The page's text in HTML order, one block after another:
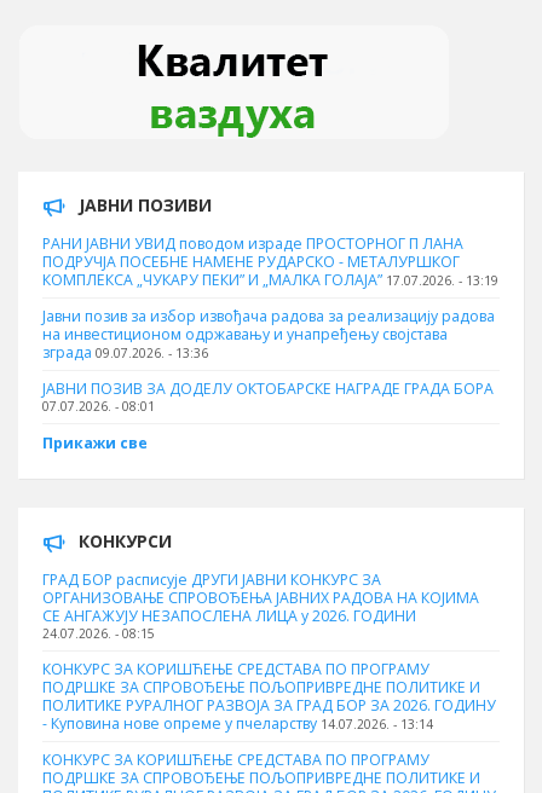
ЈАВНИ ПОЗИВИ
РАНИ ЈАВНИ УВИД поводом израде ПРОСТОРНОГ П ЛАНА
ПОДРУЧЈА ПОСЕБНЕ НАМЕНЕ РУДАРСКО - МЕТАЛУРШКОГ
КОМПЛЕКСА „ЧУКАРУ ПЕКИ” И „МАЛКА ГОЛАЈА” 17.07.2026. - 13:19
Јавни позив за избор извођача радова за реализацију радова
на инвестиционом одржавању и унапређењу својстава
зграда 09.07.2026. - 13:36
ЈАВНИ ПОЗИВ ЗА ДОДЕЛУ ОКТOБАРСКЕ НАГРАДЕ ГРАДА БОРА
07.07.2026. - 08:01
Прикажи све
КОНКУРСИ
ГРАД БОР расписује ДРУГИ ЈАВНИ КОНКУРС ЗА
ОРГАНИЗОВАЊЕ СПРОВОЂЕЊА ЈАВНИХ РАДОВА НА КОЈИМА
СЕ АНГАЖУЈУ НЕЗАПОСЛЕНА ЛИЦА у 2026. ГОДИНИ
24.07.2026. - 08:15
КОНКУРС ЗА КОРИШЋЕЊЕ СРЕДСТАВА ПО ПРОГРАМУ
ПОДРШКЕ ЗА СПРОВОЂЕЊЕ ПОЉОПРИВРЕДНЕ ПОЛИТИКЕ И
ПОЛИТИКЕ РУРАЛНОГ РАЗВОЈА ЗА ГРАД БОР ЗА 2026. ГОДИНУ
- Куповина нове опреме у пчеларству 14.07.2026. - 13:14
КОНКУРС ЗА КОРИШЋЕЊЕ СРЕДСТАВА ПО ПРОГРАМУ
ПОДРШКЕ ЗА СПРОВОЂЕЊЕ ПОЉОПРИВРЕДНЕ ПОЛИТИКЕ И